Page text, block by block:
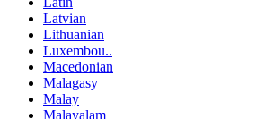
Latvian
Lithuanian
Luxembou..
Macedonian
Malagasy
Malay
Malayalam